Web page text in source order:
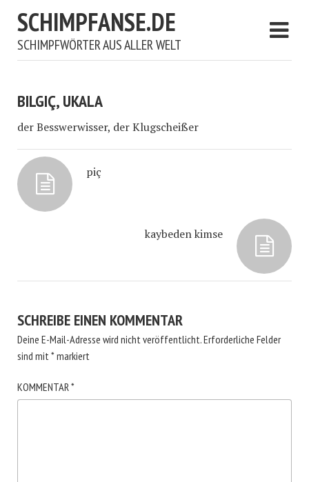
SCHIMPFANSE.DE
SCHIMPFWÖRTER AUS ALLER WELT
BILGIÇ, UKALA
der Besswerwisser, der Klugscheißer
piç
kaybeden kimse
SCHREIBE EINEN KOMMENTAR
Deine E-Mail-Adresse wird nicht veröffentlicht.Erforderliche Felder
sind mit*markiert
KOMMENTAR*